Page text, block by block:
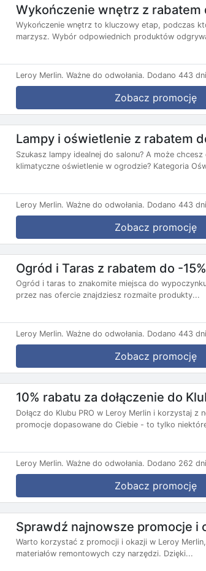
Wykończenie wnętrz z rabatem
Wykończenie wnętrz to kluczowy etap, podczas
marzysz. Wybór odpowiednich produktów
Leroy Merlin. Ważne do odwołania. Dodano 443
Zobacz promocję
Lampy i oświetlenie z rabatem
Szukasz lampy idealnej do salonu? A może
klimatyczne oświetlenie w ogrodzie? Kategoria
Leroy Merlin. Ważne do odwołania. Dodano 443
Zobacz promocję
Ogród i Taras z rabatem do -
Ogród i taras to znakomite miejsca do
przez nas ofercie znajdziesz rozmaite produkty...
Leroy Merlin. Ważne do odwołania. Dodano 443
Zobacz promocję
10% rabatu za dołączenie do
Dołącz do Klubu PRO w Leroy Merlin i korzystaj
promocje dopasowane do Ciebie - to tylko
Leroy Merlin. Ważne do odwołania. Dodano 262
Zobacz promocję
Sprawdź najnowsze promocje i
Warto korzystać z promocji i okazji w Leroy
materiałów remontowych czy narzędzi. Dzięki...